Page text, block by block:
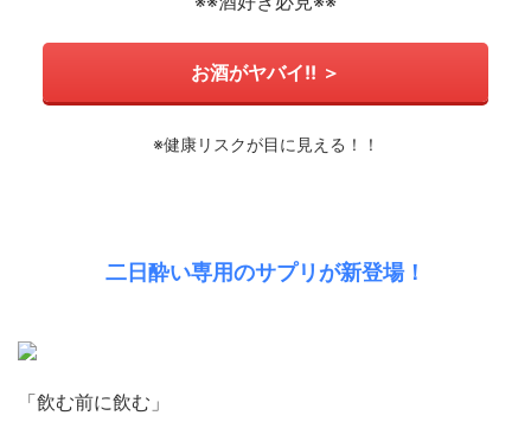
お酒がヤバイ!! ＞
※健康リスクが目に見える！！
二日酔い専用のサプリが新登場！
「飲む前に飲む」